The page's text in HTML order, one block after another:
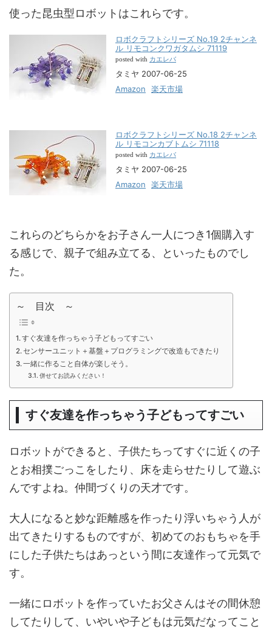
使った昆虫型ロボットはこれらです。
ロボクラフトシリーズ No.19 2チャンネ
ル リモコンクワガタムシ 71119
posted with カエレバ
タミヤ 2007-06-25
Amazon
楽天市場
ロボクラフトシリーズ No.18 2チャンネ
ル リモコンカブトムシ 71118
posted with カエレバ
タミヤ 2007-06-25
Amazon
楽天市場
これらのどちらかをお子さん一人につき1個購入す
る感じで、親子で組み立てる、といったものでし
た。
～ 目次 ～
すぐ友達を作っちゃう子どもってすごい
センサーユニット＋基盤＋プログラミングで改造もできたり
一緒に作ること自体が楽しそう。
併せてお読みください！
すぐ友達を作っちゃう子どもってすごい
ロボットができると、子供たちってすぐに近くの子
とお相撲ごっこをしたり、床を走らせたりして遊ぶ
んですよね。仲間づくりの天才です。
大人になると妙な距離感を作ったり浮いちゃう人が
出てきたりするものですが、初めてのおもちゃを手
にした子供たちはあっという間に友達作って元気で
す。
一緒にロボットを作っていたお父さんはその間休憩
してたりして、いやいや子どもは元気だなってこと